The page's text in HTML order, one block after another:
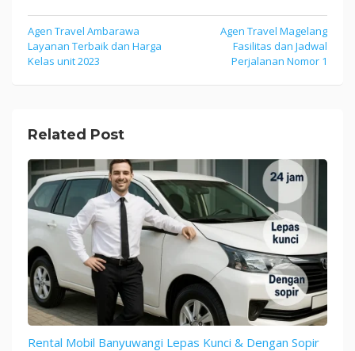
Post
navigation
Agen Travel Ambarawa
Layanan Terbaik dan Harga
Kelas unit 2023
Agen Travel Magelang
Fasilitas dan Jadwal
Perjalanan Nomor 1
Related Post
Rental Mobil Banyuwangi Lepas Kunci & Dengan Sopir